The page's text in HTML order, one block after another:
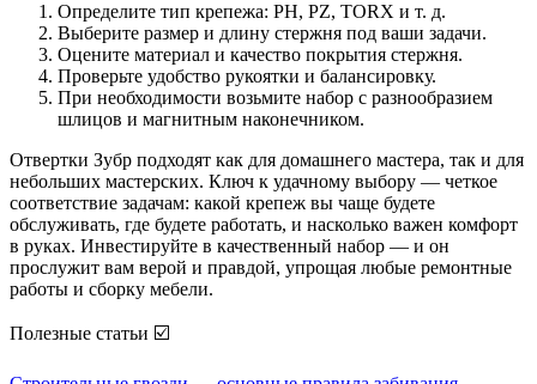
Определите тип крепежа: PH, PZ, TORX и т. д.
Выберите размер и длину стержня под ваши задачи.
Оцените материал и качество покрытия стержня.
Проверьте удобство рукоятки и балансировку.
При необходимости возьмите набор с разнообразием
шлицов и магнитным наконечником.
Отвертки Зубр подходят как для домашнего мастера, так и для
небольших мастерских. Ключ к удачному выбору — четкое
соответствие задачам: какой крепеж вы чаще будете
обслуживать, где будете работать, и насколько важен комфорт
в руках. Инвестируйте в качественный набор — и он
прослужит вам верой и правдой, упрощая любые ремонтные
работы и сборку мебели.
Полезные статьи ☑️